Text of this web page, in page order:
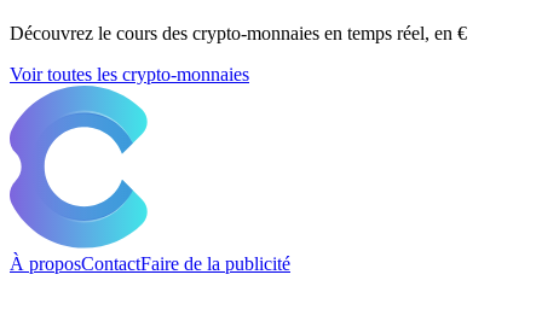
Découvrez le cours des crypto-monnaies en temps réel, en €
Voir toutes les crypto-monnaies
À proposContactFaire de la publicité